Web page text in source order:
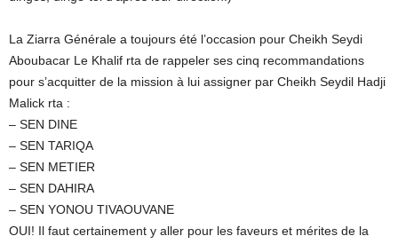
La Ziarra Générale a toujours été l’occasion pour Cheikh Seydi
Aboubacar Le Khalif rta de rappeler ses cinq recommandations
pour s’acquitter de la mission à lui assigner par Cheikh Seydil Hadji
Malick rta :
– SEN DINE
– SEN TARIQA
– SEN METIER
– SEN DAHIRA
– SEN YONOU TIVAOUVANE
OUI! Il faut certainement y aller pour les faveurs et mérites de la